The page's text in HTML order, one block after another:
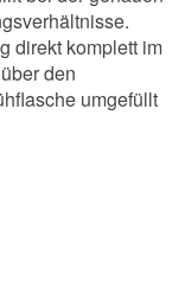
direkt komplett im
den
umgefüllt